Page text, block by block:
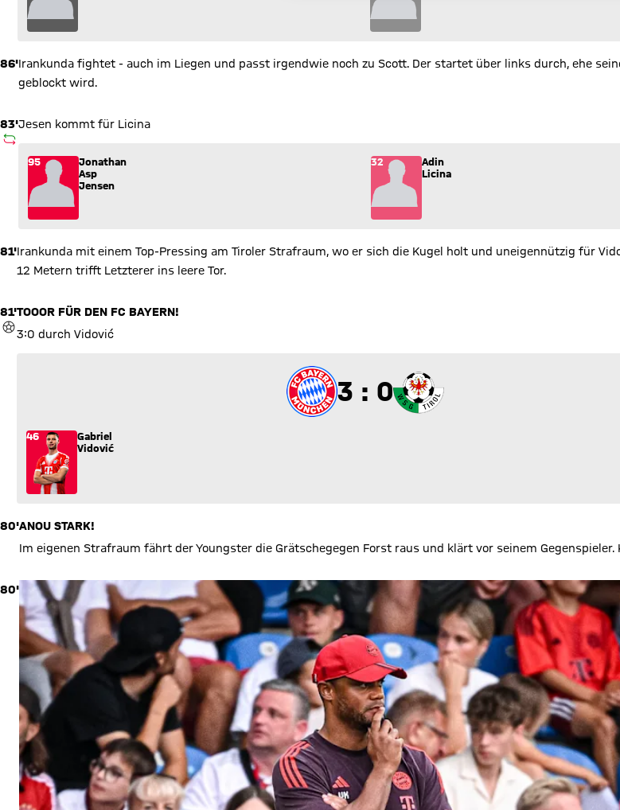
86'Irankunda fightet - auch im Liegen und passt irgendwie noch zu Scott. Der startet über links durch, ehe
geblockt wird.
83'
AUSWECHSLUNG
Jesen kommt für Licina
Wechsel: Jonathan Asp Jensen (95) kommt für Adin Licina (32) ins Spiel.
95
Jonathan
Asp
Jensen
32
Adin
Licina
81'Irankunda mit einem Top-Pressing am Tiroler Strafraum, wo er sich die Kugel holt und uneigennützig für
12 Metern trifft Letzterer ins leere Tor.
81'
TOR
TOOOR FÜR DEN FC BAYERN!
3:0 durch Vidović
3 zu 0
3 : 0
46
Gabriel
Vidović
80'ANOU STARK!
Im eigenen Strafraum fährt der Youngster die Grätschegegen Forst raus und klärt vor seinem Gegenspieler.
80'